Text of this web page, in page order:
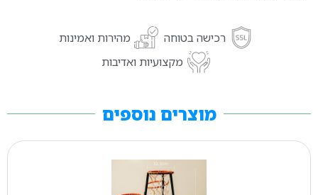
רכישה בטוחה
מהירות ואמינות
מקצועיות ואדיבות
מוצרים נוספים